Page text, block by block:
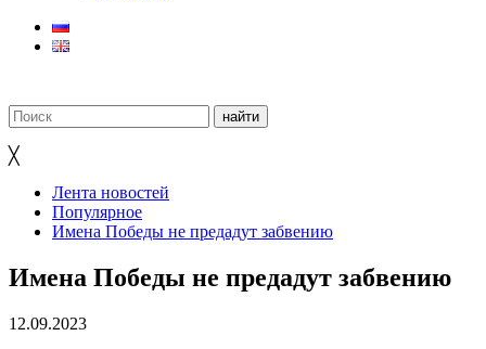
╳
Лента новостей
Популярное
Имена Победы не предадут забвению
Имена Победы не предадут забвению
12.09.2023